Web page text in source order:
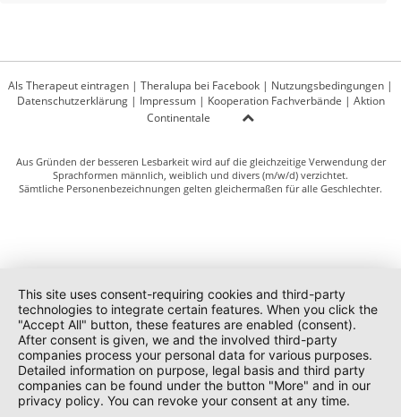
Als Therapeut eintragen | Theralupa bei Facebook | Nutzungsbedingungen |
Datenschutzerklärung| Impressum| Kooperation Fachverbände | Aktion
Continentale
Aus Gründen der besseren Lesbarkeit wird auf die gleichzeitige Verwendung der
Sprachformen männlich, weiblich und divers (m/w/d) verzichtet.
Sämtliche Personenbezeichnungen gelten gleichermaßen für alle Geschlechter.
This site uses consent-requiring cookies and third-party
technologies to integrate certain features. When you click the
"Accept All" button, these features are enabled (consent).
After consent is given, we and the involved third-party
companies process your personal data for various purposes.
Detailed information on purpose, legal basis and third party
companies can be found under the button "More" and in our
privacy policy. You can revoke your consent at any time.